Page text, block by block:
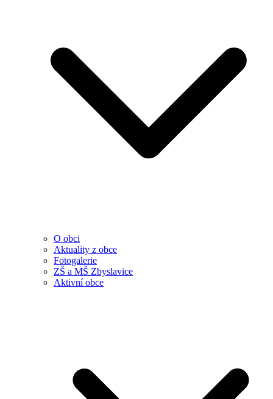
O obci
Aktuality z obce
Fotogalerie
ZŠ a MŠ Zbyslavice
Aktivní obce